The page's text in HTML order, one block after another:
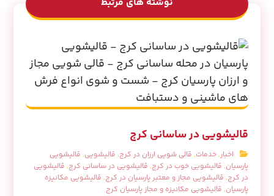
قالیشویی در ساسانی کرج
اخبار,خدمات, قالی شویی ارزان در کرج, قالیشویی, قالیشویی
پارسیان, قالیشویی خوب در کرج, قالیشویی در ساسانی کرج, قالیشویی
در کرج, قالیشویی مجاز و معتبر پارسیان در کرج, قالیشویی مکانیزه
پارسیان, قالیشویی مکانیزه و مجاز پارسیان کرج